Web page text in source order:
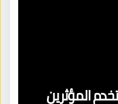
المؤثرين